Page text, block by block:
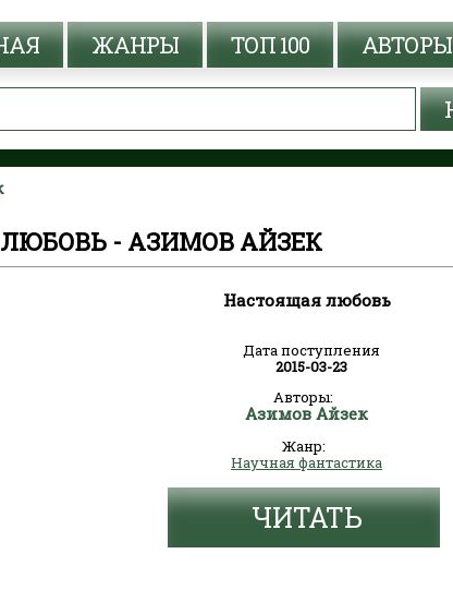
ЖАНРЫ ТОП 100 АВТОРЫ
- АЗИМОВ АЙЗЕК
Настоящая любовь
Дата поступления
2015-03-23
Авторы:
Азимов Айзек
Жанр:
Научная фантастика
ЧИТАТЬ